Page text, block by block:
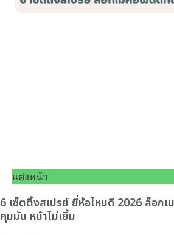
แต่งหน้า
6 เซ็ตติ้งสเปรย์ ยี่ห้อไหนดี 2026 ล็อก
คุมมัน หน้าไม่เยิ้ม